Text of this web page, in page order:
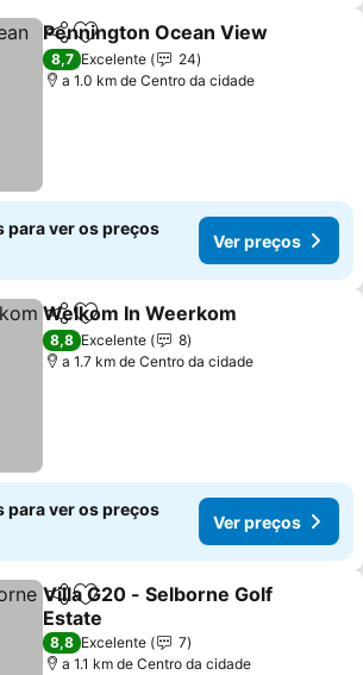
PartilharAdicionar aos favoritos
Pennington Ocean View
8,7 Excelente
24
a 1.0 km de Centro da cidade
para ver os preços
Ver preços
PartilharAdicionar aos favoritos
Welkom In Weerkom
8,8 Excelente
8
a 1.7 km de Centro da cidade
para ver os preços
Ver preços
PartilharAdicionar aos favoritos
Villa G20 - Selborne Golf
Estate
8,8 Excelente
7
a 1.1 km de Centro da cidade